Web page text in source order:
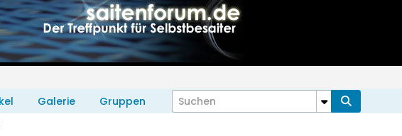
Galerie Gruppen